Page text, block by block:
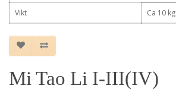
Vikt Ca 10 kg
Mi Tao Li I-III(IV)